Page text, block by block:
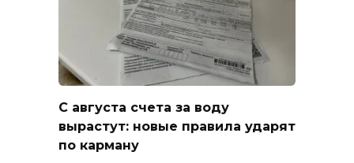
С августа счета за воду
вырастут: новые правила ударят
по карману